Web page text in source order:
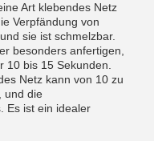
Art klebendes Netz
Verpfändung von
sie ist schmelzbar.
besonders anfertigen,
10 bis 15 Sekunden.
Netz kann von 10 zu
und die
Es ist ein idealer